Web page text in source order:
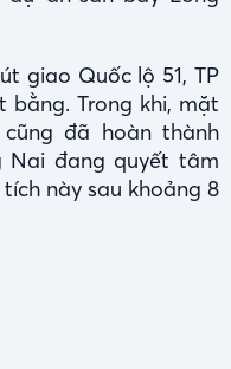
giao Quốc lộ 51, TP
Trong khi, mặt
đã hoàn thành
Nai đang quyết tâm
này sau khoảng 8